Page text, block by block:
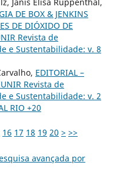
DE BOX & JENKINS
DE DIÓXIDO DE
Revista de
e Sustentabilidade: v. 8
EDITORIAL –
Revista de
e Sustentabilidade: v. 2
RIO +20
16 17 18 19 20 > >>
avançada por